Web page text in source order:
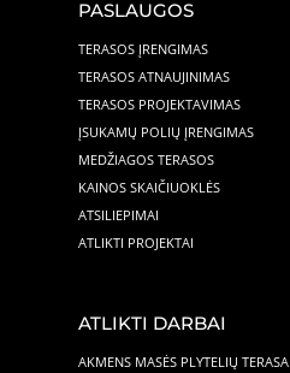
PASLAUGOS
TERASOS ĮRENGIMAS
TERASOS ATNAUJINIMAS
TERASOS PROJEKTAVIMAS
ĮSUKAMŲ POLIŲ ĮRENGIMAS
MEDŽIAGOS TERASOS
KAINOS SKAIČIUOKLĖS
ATSILIEPIMAI
ATLIKTI PROJEKTAI
ATLIKTI DARBAI
AKMENS MASĖS PLYTELIŲ TERASA